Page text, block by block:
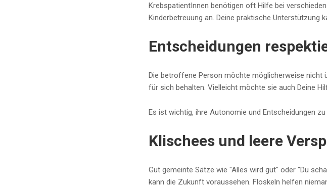
KrebspatientInnen benötigen oft Hilfe bei
Kinderbetreuung an. Deine praktische Unterstützung
Entscheidungen
Die betroffene Person möchte möglicherweise nicht
für sich behalten. Vielleicht möchte sie auch Deine
Es ist wichtig, ihre Autonomie und Entscheidungen
Klischees und leere
Gut gemeinte Sätze wie "Alles wird gut" oder "Du
kann die Zukunft voraussehen. Floskeln helfen